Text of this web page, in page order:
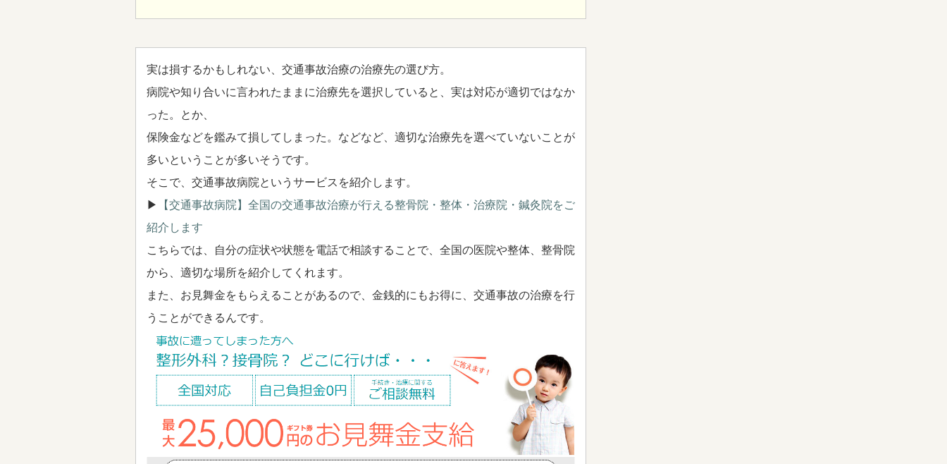
実は損するかもしれない、交通事故治療の治療先の選び方。
病院や知り合いに言われたままに治療先を選択していると、実は対応が適切ではなか
った。とか、
保険金などを鑑みて損してしまった。などなど、適切な治療先を選べていないことが
多いということが多いそうです。
そこで、交通事故病院というサービスを紹介します。
▶
【交通事故病院】全国の交通事故治療が行える整骨院・整体・治療院・鍼灸院をご
紹介します
こちらでは、自分の症状や状態を電話で相談することで、全国の医院や整体、整骨院
から、適切な場所を紹介してくれます。
また、お見舞金をもらえることがあるので、金銭的にもお得に、交通事故の治療を行
うことができるんです。